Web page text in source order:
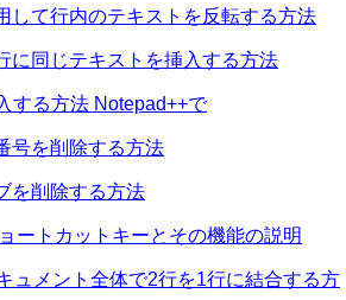
して行内のテキストを反転する方法
に同じテキストを挿入する方法
する方法 Notepad++で
号を削除する方法
を削除する方法
ートカットキーとその機能の説明
ュメント全体で2行を1行に結合する方